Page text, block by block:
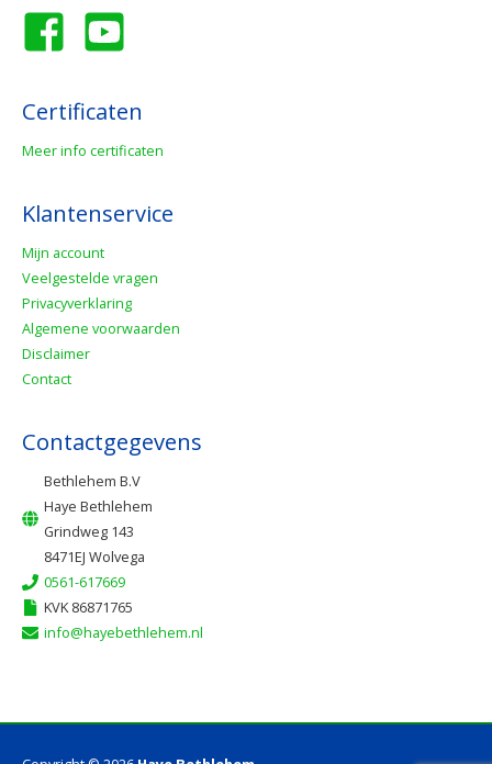
Certificaten
Meer info certificaten
Klantenservice
Mijn account
Veelgestelde vragen
Privacyverklaring
Algemene voorwaarden
Disclaimer
Contact
Contactgegevens
Bethlehem B.V
Haye Bethlehem
Grindweg 143
8471EJ Wolvega
0561-617669
KVK 86871765
info@hayebethlehem.nl